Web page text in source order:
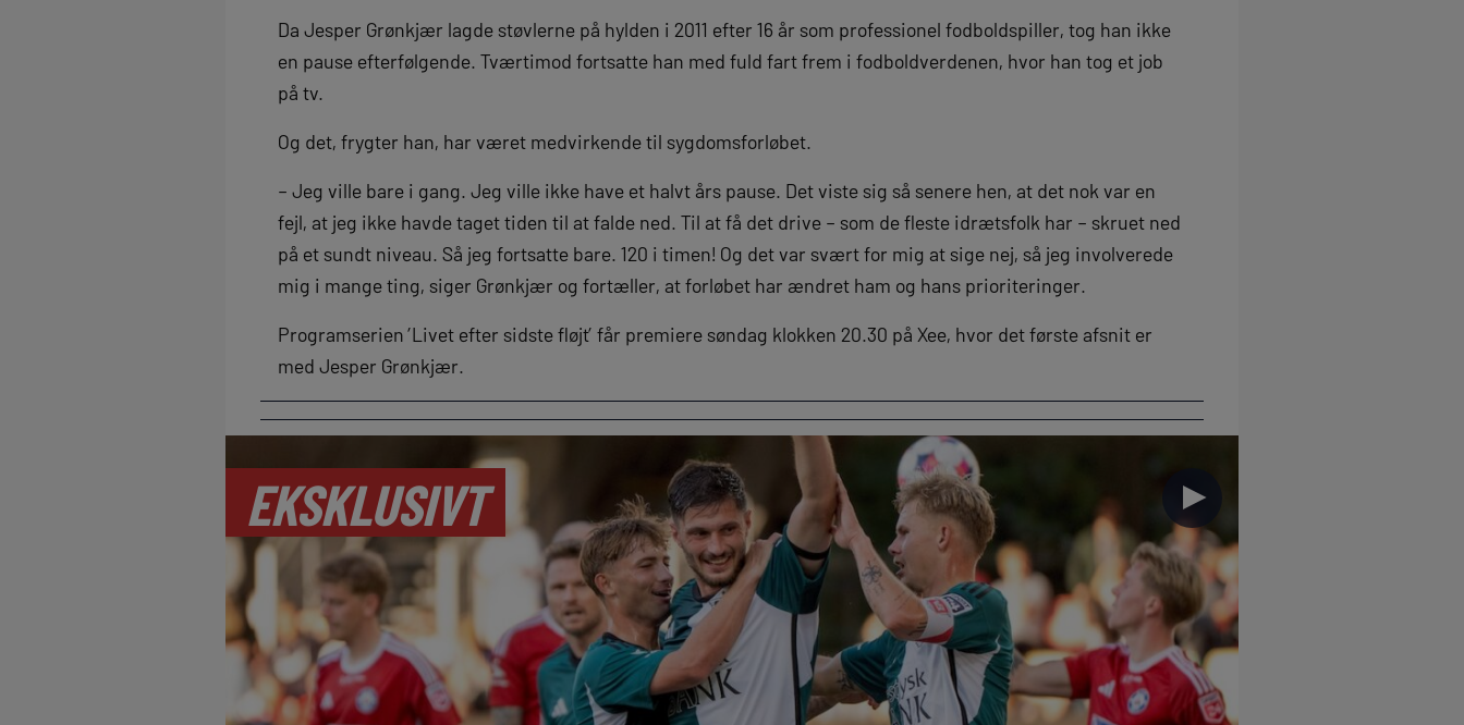
Da Jesper Grønkjær lagde støvlerne på hylden i 2011 efter 16 år som professionel fodboldspiller, tog han ikke
en pause efterfølgende. Tværtimod fortsatte han med fuld fart frem i fodboldverdenen, hvor han tog et job
på tv.
Og det, frygter han, har været medvirkende til sygdomsforløbet.
– Jeg ville bare i gang. Jeg ville ikke have et halvt års pause. Det viste sig så senere hen, at det nok var en
fejl, at jeg ikke havde taget tiden til at falde ned. Til at få det drive – som de fleste idrætsfolk har – skruet ned
på et sundt niveau. Så jeg fortsatte bare. 120 i timen! Og det var svært for mig at sige nej, så jeg involverede
mig i mange ting, siger Grønkjær og fortæller, at forløbet har ændret ham og hans prioriteringer.
Programserien ’Livet efter sidste fløjt’ får premiere søndag klokken 20.30 på Xee, hvor det første afsnit er
med Jesper Grønkjær.
EKSKLUSIVT ►